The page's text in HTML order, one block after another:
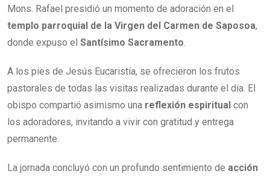
Mons. Rafael presidió un momento de adoración en el
templo parroquial de la Virgen del Carmen de Saposoa,
donde expuso el Santísimo Sacramento
A los pies de Jesús Eucaristía, se ofrecieron los frutos
pastorales de todas las visitas realizadas durante el día. El
obispo compartió asimismo una reflexión espiritual con
los adoradores, invitando a vivir con gratitud y entrega
permanente.
La jornada concluyó con un profundo sentimiento de acción